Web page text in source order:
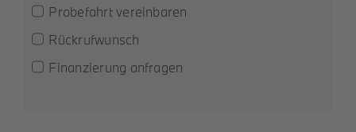
Probefahrt vereinbaren
Rückrufwunsch
Finanzierung anfragen